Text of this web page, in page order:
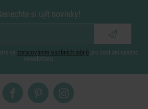
si ujít novinky!
se zpracováním osobních údajů pro zasílání našeho
newsletteru